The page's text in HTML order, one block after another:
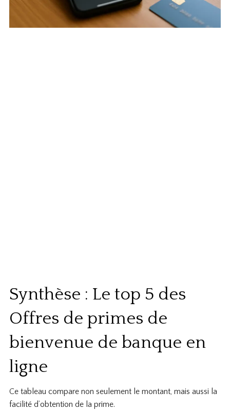
Synthèse : Le top 5 des
Offres de primes de
bienvenue de banque en
ligne
Ce tableau compare non seulement le montant, mais aussi la
facilité d’obtention de la prime.